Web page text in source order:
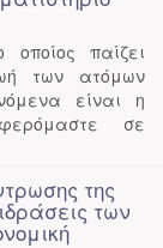
παίζει
των ατόμων
είναι η
σε
της
των